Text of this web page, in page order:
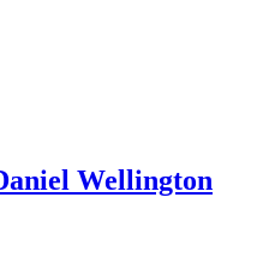
Wellington